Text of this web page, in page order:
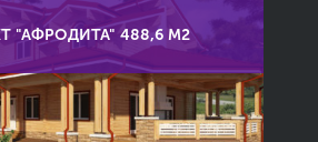
"АФРОДИТА" 488,6 М2